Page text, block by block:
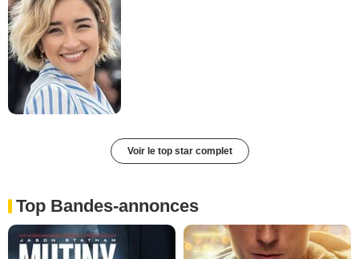
Voir le top star complet
Top Bandes-annonces